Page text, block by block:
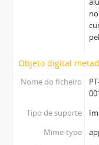
Objeto digital
Nome do ficheiro
Tipo de suporte
Mime-type